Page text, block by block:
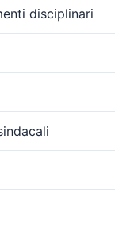
disciplinari